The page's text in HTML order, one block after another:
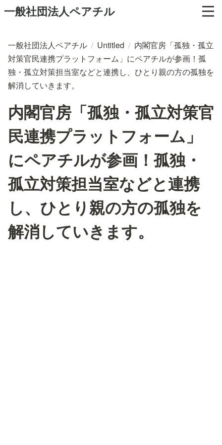
一般社団法人ペアチル
一般社団法人ペアチル / Untitled / 内閣官房「孤独・孤立
対策官民連携プラットフォーム」にペアチルが参画！孤
独・孤立対策担当室などと連携し、ひとり親の方の孤独を
解消していきます。
内閣官房「孤独・孤立対策官
民連携プラットフォーム」
にペアチルが参画！孤独・
孤立対策担当室などと連携
し、ひとり親の方の孤独を
解消していきます。